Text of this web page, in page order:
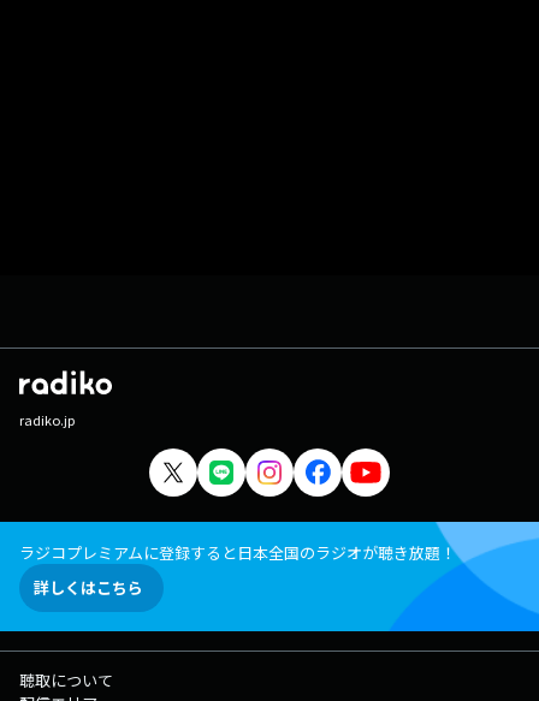
radiko.jp
ラジコプレミアムに登録すると日本全国のラジオが聴き放題！
詳しくはこちら
聴取について